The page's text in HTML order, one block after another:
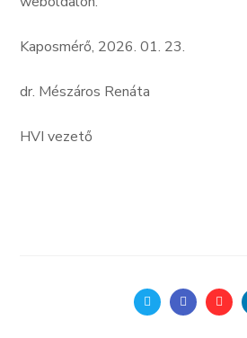
Kaposmérő, 2026. 01. 23.
dr. Mészáros Renáta
HVI vezető